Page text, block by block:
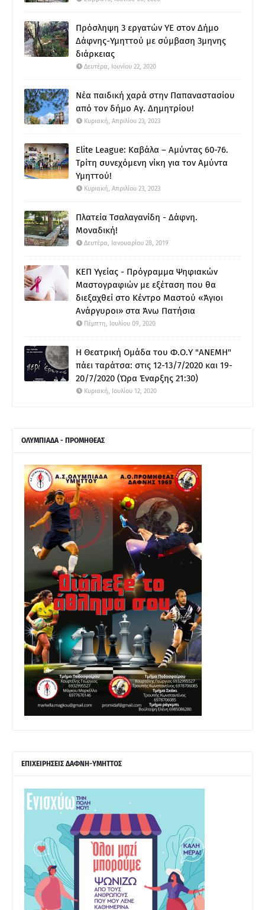
Πρόσληψη 3 εργατών ΥΕ στον Δήμο
Δάφνης-Υμηττού με σύμβαση 3μηνης
διάρκειας
Δευτέρα, Ιουνίου 22, 2020
Νέα παιδική χαρά στην Παπαναστασίου
από τον δήμο Αγ. Δημητρίου!
Κυριακή, Απριλίου 23, 2023
Elite League: Καβάλα – Αμύντας 60-76.
Τρίτη συνεχόμενη νίκη για τον Αμύντα
Υμηττού!
Κυριακή, Απριλίου 23, 2023
Πλατεία Τσαλαγανίδη - Δάφνη.
Μοναδική!
Δευτέρα, Ιανουαρίου 28, 2019
ΚΕΠ Υγείας - Πρόγραμμα Ψηφιακών
Μαστογραφιών με εξέταση που θα
διεξαχθεί στο Κέντρο Μαστού «Άγιοι
Ανάργυροι» στα Άνω Πατήσια
Πέμπτη, Ιουλίου 09, 2020
Η Θεατρική Ομάδα του Φ.Ο.Υ "ΑΝΕΜΗ"
πάει ταράτσα: στις 12-13/7/2020 και 19-
20/7/2020 (Ώρα Έναρξης 21:30)
Κυριακή, Ιουλίου 12, 2020
ΟΛΥΜΠΙΑΔΑ - ΠΡΟΜΗΘΕΑΣ
ΕΠΙΧΕΙΡΗΣΕΙΣ ΔΑΦΝΗ-ΥΜΗΤΤΟΣ